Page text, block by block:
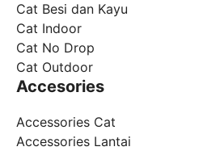
Cat Besi dan Kayu
Cat Indoor
Cat No Drop
Cat Outdoor
Accesories
Accessories Cat
Accessories Lantai